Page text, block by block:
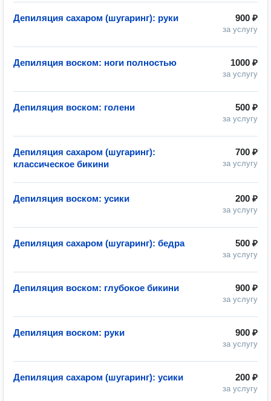
900 ₽
за услугу
Депиляция сахаром (шугаринг): руки
1000 ₽
за услугу
Депиляция воском: ноги полностью
500 ₽
за услугу
Депиляция воском: голени
700 ₽
за услугу
Депиляция сахаром (шугаринг):
классическое бикини
200 ₽
за услугу
Депиляция воском: усики
500 ₽
за услугу
Депиляция сахаром (шугаринг): бедра
900 ₽
за услугу
Депиляция воском: глубокое бикини
900 ₽
за услугу
Депиляция воском: руки
200 ₽
за услугу
Депиляция сахаром (шугаринг): усики